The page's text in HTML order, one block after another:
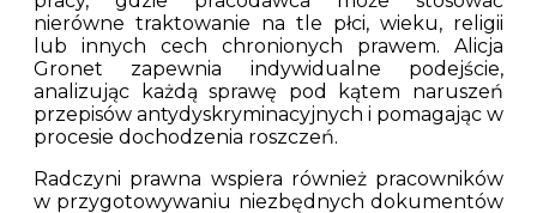
nierówne traktowanie na tle płci, wieku, religii
lub innych cech chronionych prawem. Alicja
Gronet zapewnia indywidualne podejście,
analizując każdą sprawę pod kątem naruszeń
przepisów antydyskryminacyjnych i pomagając w
procesie dochodzenia roszczeń.
Radczyni prawna wspiera również pracowników
w przygotowywaniu niezbędnych dokumentów